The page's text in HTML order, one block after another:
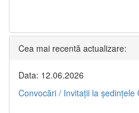
Cea mai recentă actualizare:
Data: 12.06.2026
Convocări / Invitaţii la şedinţele